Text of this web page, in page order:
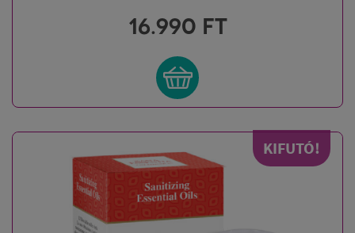
16.990 FT
KIFUTÓ!